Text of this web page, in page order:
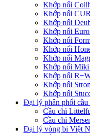
Khớp nối
Khớp nối
Khớp nối
Khớp nối
Khớp nối
Khớp nối
Khớp nối
Khớp nối Miki
Khớp nối
Khớp nối
Khớp nối
Đại lý phân phối
Cầu chì
Cầu chì
Đại lý vòng bi Việt